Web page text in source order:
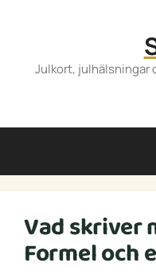
Julkort, julhälsningar
Vad skriver
Formel och